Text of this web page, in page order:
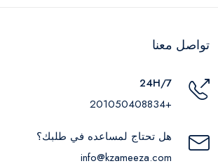
تواصل معنا
24H/7
+201050408834
هل تحتاج لمساعده في طلبك؟
info@kzameeza.com